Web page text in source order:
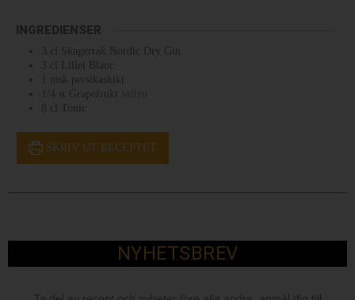
INGREDIENSER
Skagerrak Nordic Dry Gin
Lillet Blanc
msk persikaskikt
1/4
st Grapefrukt
Tonic
SKRIV UT RECEPTET
NYHETSBREV